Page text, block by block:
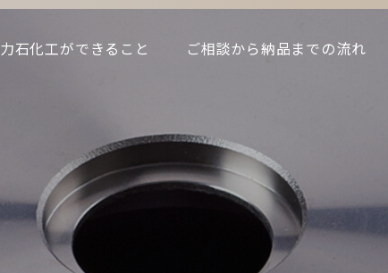
力石化工ができること ご相談から納品までの流れ